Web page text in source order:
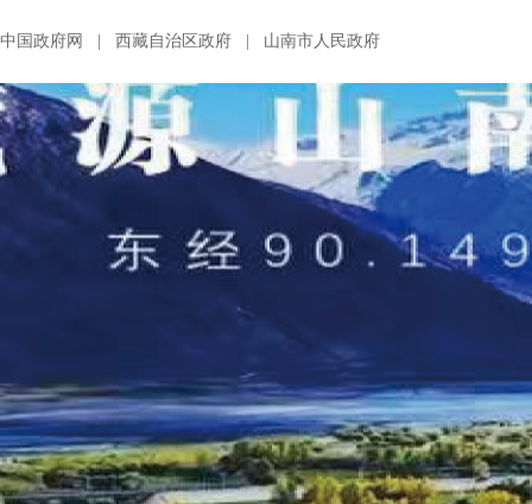
中国政府网 西藏自治区政府 山南市人民政府